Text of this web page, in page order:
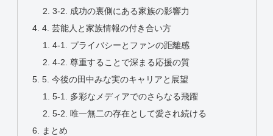
3-2. 成功の裏側にある家族の影響力
4. 芸能人と家族情報の付き合い方
4-1. プライバシーとファンの距離感
4-2. 尊重することで深まる応援の質
5. 今後の田中みな実のキャリアと展望
5-1. 多彩なメディアでのさらなる飛躍
5-2. 唯一無二の存在として愛され続ける
まとめ